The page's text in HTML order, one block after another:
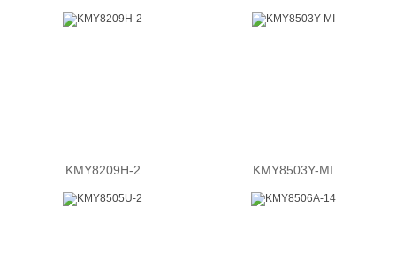
KMY8209H-2 KMY8503Y-MI